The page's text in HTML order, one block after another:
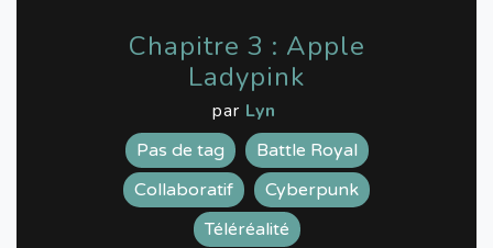
Chapitre 3 : Apple
Ladypink
par Lyn
Pas de tag
Battle Royal
Collaboratif
Cyberpunk
Téléréalité